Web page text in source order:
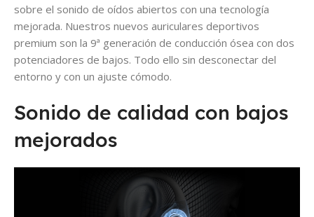
sobre el sonido de oídos abiertos con una tecnología
mejorada. Nuestros nuevos auriculares deportivos
premium son la 9ª generación de conducción ósea con dos
potenciadores de bajos. Todo ello sin desconectar del
entorno y con un ajuste cómodo.
Sonido de calidad con bajos
mejorados